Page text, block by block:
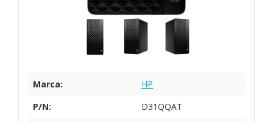
Marca:
HP
P/N:
D31QQAT